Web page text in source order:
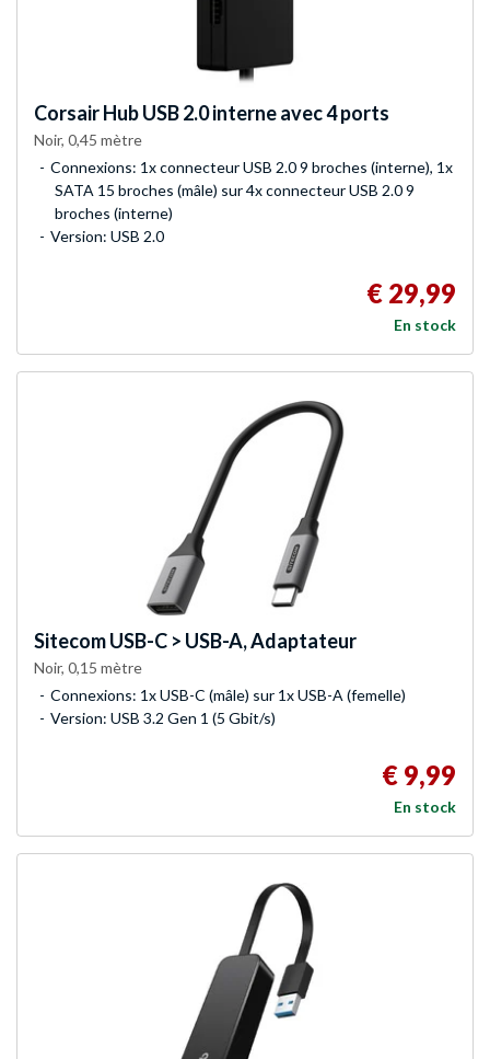
CorsairHub USB 2.0 interne avec 4 ports
Noir, 0,45 mètre
Connexions: 1x connecteur USB 2.0 9 broches (interne), 1x
SATA 15 broches (mâle) sur 4x connecteur USB 2.0 9
broches (interne)
Version: USB 2.0
€ 29,99
En stock
SitecomUSB-C > USB-A, Adaptateur
Noir, 0,15 mètre
Connexions: 1x USB-C (mâle) sur 1x USB-A (femelle)
Version: USB 3.2 Gen 1 (5 Gbit/s)
€ 9,99
En stock